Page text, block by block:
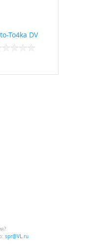
To4ka DV
spr@VL.ru